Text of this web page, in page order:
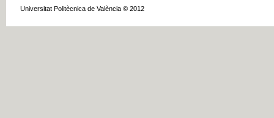
Universitat Politècnica de València © 2012